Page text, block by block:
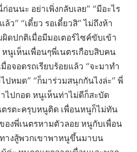
อนนะ อย่าเพิ่งกลับเลย” “มีอะไร
ว” “เดี๋ยว รอเดี๋ยวสิ” ไม่ถึงห้า
ดปกติเมื่อมีมอเตอร์ไซค์ขับเข้า
นูเห็นเพื่อนๆพี่เนตรเกือบสิบคน
อจอดรถเรียบร้อยแล้ว “จะมาทำ
ปหมด” “ก็มาร่วมสนุกกันไงล่ะ” พี่
ไปกอด หนูเห็นท่าไม่ดีก็สะบัด
รตะครุบหนูติด เพื่อนหนูก็ไม่ทัน
องพี่เนตรหามตัวลอย หนูกับเพื่อน
างสู้พวกเขาพาหนูขึ้นมาบน